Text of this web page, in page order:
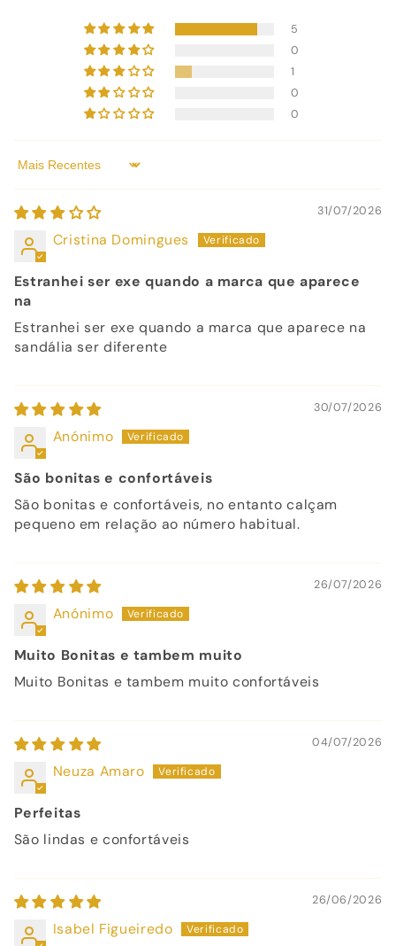
5
0
1
0
0
Sort by
31/07/2026
Cristina Domingues
Estranhei ser exe quando a marca que aparece
na
Estranhei ser exe quando a marca que aparece na
sandália ser diferente
30/07/2026
Anónimo
São bonitas e confortáveis
São bonitas e confortáveis, no entanto calçam
pequeno em relação ao número habitual.
26/07/2026
Anónimo
Muito Bonitas e tambem muito
Muito Bonitas e tambem muito confortáveis
04/07/2026
Neuza Amaro
Perfeitas
São lindas e confortáveis
26/06/2026
Isabel Figueiredo